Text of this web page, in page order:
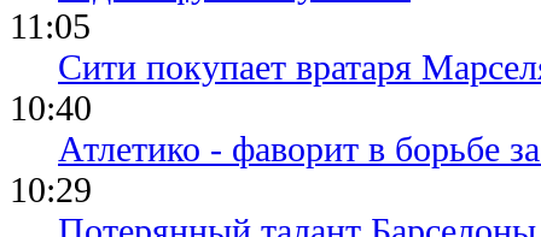
11:05
Сити покупает вратаря
10:40
Атлетико - фаворит в борьбе
10:29